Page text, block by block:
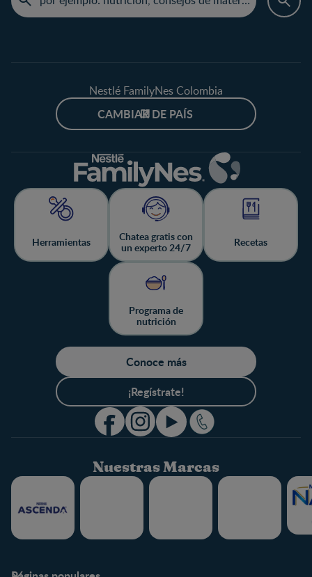
Nestlé FamilyNes Colombia
CAMBIAR DE PAÍS
Herramientas
Chatea gratis con
un experto 24/7
Recetas
Programa de
nutrición
Conoce más
¡Regístrate!
Nuestras Marcas